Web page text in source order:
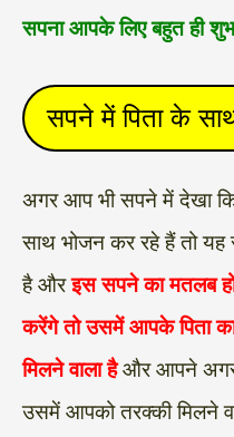
सपना आपके लिए बहुत ही शुभ
सपने में पिता के
अगर आप भी सपने में देखा
साथ भोजन कर रहे हैं तो यह
है औरइस सपने का मतलब
करेंगे तो उसमें आपके पिता
मिलने वाला है और आपने अगर
उसमें आपको तरक्की मिलने